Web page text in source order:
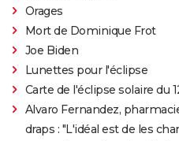
Orages
Mort de Dominique Frot
Joe Biden
Lunettes pour l'éclipse
Carte de l'éclipse solaire du
Alvaro Fernandez,
draps : "L'idéal est de les